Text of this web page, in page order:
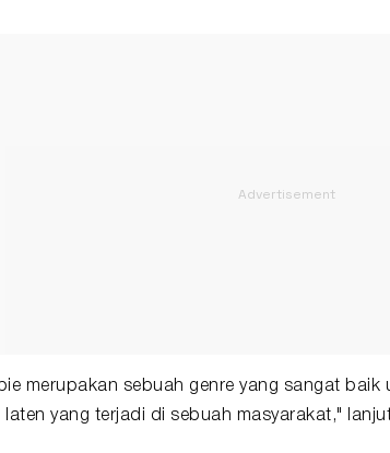
merupakan sebuah genre yang sangat baik
laten yang terjadi di sebuah masyarakat,"